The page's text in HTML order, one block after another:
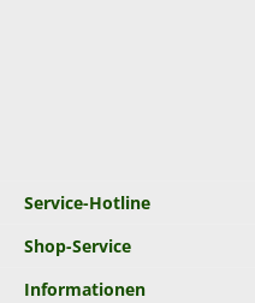
Service-Hotline
Shop-Service
Informationen